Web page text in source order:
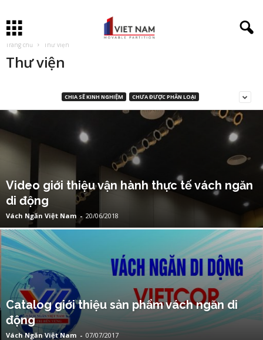
Trang chủ Thư viện
Thư viện
CHIA SẼ KINH NGHIỆM CHƯA ĐƯỢC PHÂN LOẠI
Video giới thiệu vận hành thực tế vách ngăn
di động
Vách Ngăn Việt Nam - 20/06/2018
Catalog giới thiệu sản phẩm vách ngăn di
động
Vách Ngăn Việt Nam - 07/07/2017